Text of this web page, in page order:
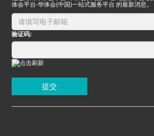
体会平台-华体会(中国)一站式服务平台 的最新消息。
验证码:
提交